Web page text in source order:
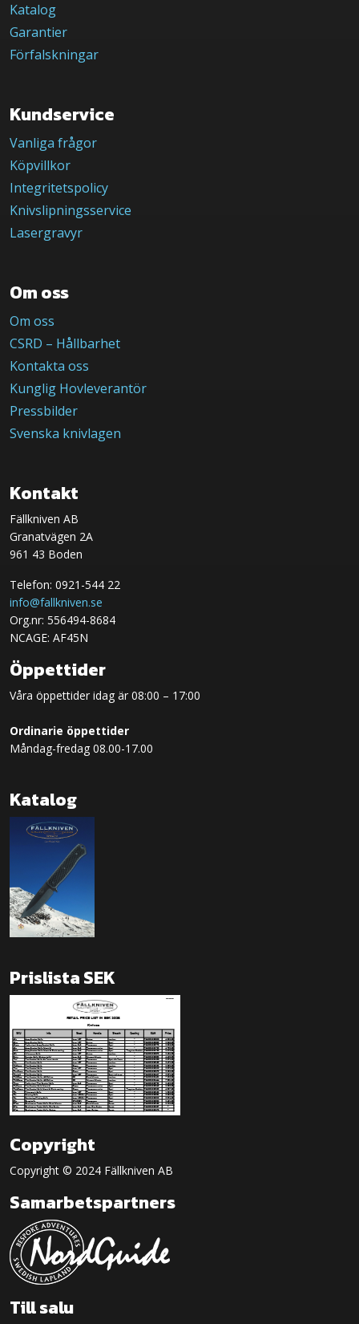
Katalog
Garantier
Förfalskningar
Kundservice
Vanliga frågor
Köpvillkor
Integritetspolicy
Knivslipningsservice
Lasergravyr
Om oss
Om oss
CSRD – Hållbarhet
Kontakta oss
Kunglig Hovleverantör
Pressbilder
Svenska knivlagen
Kontakt
Fällkniven AB
Granatvägen 2A
961 43 Boden
Telefon: 0921-544 22
info@fallkniven.se
Org.nr: 556494-8684
NCAGE: AF45N
Öppettider
Våra öppettider idag är 08:00 – 17:00
Ordinarie öppettider
Måndag-fredag 08.00-17.00
Katalog
Prislista SEK
Copyright
Copyright © 2024 Fällkniven AB
Samarbetspartners
Till salu